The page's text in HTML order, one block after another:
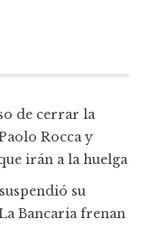
de cerrar la
Rocca y
irán a la huelga
su
Bancaria frenan